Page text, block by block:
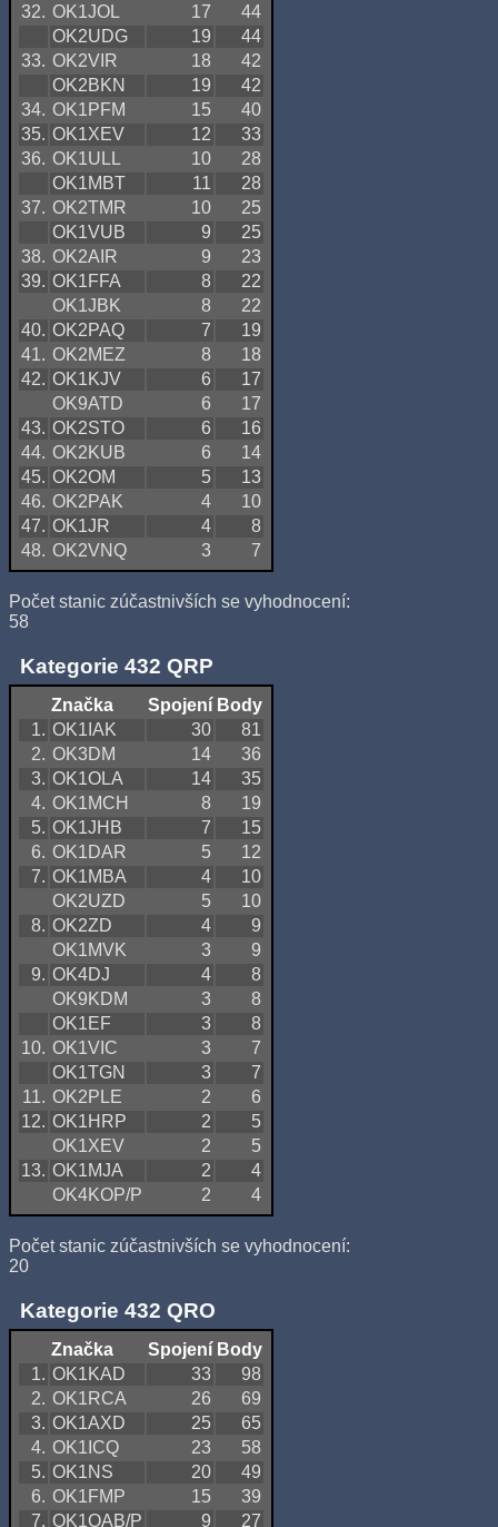
32. OK1JOL 17
44
OK2UDG
19
44
33. OK2VIR 18
42
OK2BKN
19
42
34. OK1PFM 15
40
35. OK1XEV 12
33
36. OK1ULL 10
28
OK1MBT
11
28
37. OK2TMR 10
25
OK1VUB
9
25
38. OK2AIR 9
23
39. OK1FFA 8
22
OK1JBK
8
22
40. OK2PAQ 7
19
41. OK2MEZ 8
18
42. OK1KJV 6
17
OK9ATD
6
17
43. OK2STO 6
16
44. OK2KUB 6
14
45. OK2OM 5
13
46. OK2PAK 4
10
47. OK1JR 4
8
48. OK2VNQ 3 7
Počet stanic zúčastnivších se vyhodnocení:
58
Kategorie 432 QRP
Značka Spojení Body
1. OK1IAK 30
81
2. OK3DM 14
36
3. OK1OLA 14
35
4. OK1MCH 8
19
5. OK1JHB 7
15
6. OK1DAR 5
12
7. OK1MBA 4
10
OK2UZD
5
10
8. OK2ZD 4
9
OK1MVK
3
9
9. OK4DJ 4
8
OK9KDM
3
8
OK1EF
3
8
10. OK1VIC 3
7
OK1TGN
3
7
11. OK2PLE 2
6
12. OK1HRP 2
5
OK1XEV
2
5
13. OK1MJA 2
4
OK4KOP/P
2 4
Počet stanic zúčastnivších se vyhodnocení:
20
Kategorie 432 QRO
Značka Spojení Body
1. OK1KAD 33
98
2. OK1RCA 26
69
3. OK1AXD 25
65
4. OK1ICQ 23
58
5. OK1NS 20
49
6. OK1FMP 15
39
7. OK1OAB/P 9 27